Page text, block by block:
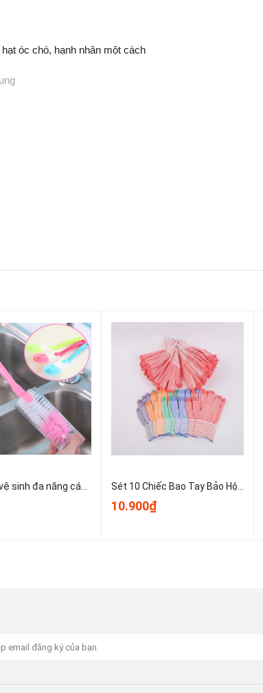
óc chó, hạnh nhân một cách
cua ghẹ dễ dàng
#kephathocho
#dungcutienichbep
Bàn chải vệ sinh đa năng cán dài dùng để vệ sinh nồi, cốc, tách trà, bình giữ nhiệt, bình sữa trẻ em A1934 Sét 10 Chiếc Bao Tay Bảo Hộ Lao Động ,Găng tay đan sọc nhiều màu, găng tay làm việc, găng tay len A0331
10.900₫